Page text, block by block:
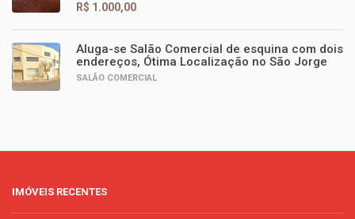
R$ 1.000,00
Aluga-se Salão Comercial de esquina com dois
endereços, Ótima Localização no São Jorge
SALÃO COMERCIAL
IMÓVEIS RECENTES